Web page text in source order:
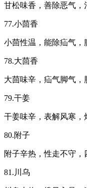
甘松味香，善除恶气，
77.小茴香
小茴性温，能除疝气，
78.大茴香
大茴味辛，疝气脚气，
79.干姜
干姜味辛，表解风寒，
80.附子
附子辛热，性走不守，
81.川乌